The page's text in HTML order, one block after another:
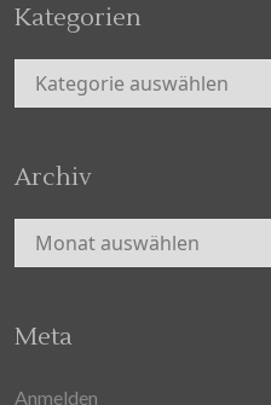
Kategorien
Kategorien
Archiv
Archiv
Meta
Anmelden